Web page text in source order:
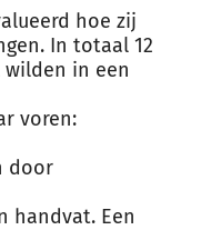
hoe zij
In totaal 12
wilden in een
voren:
door
handvat. Een